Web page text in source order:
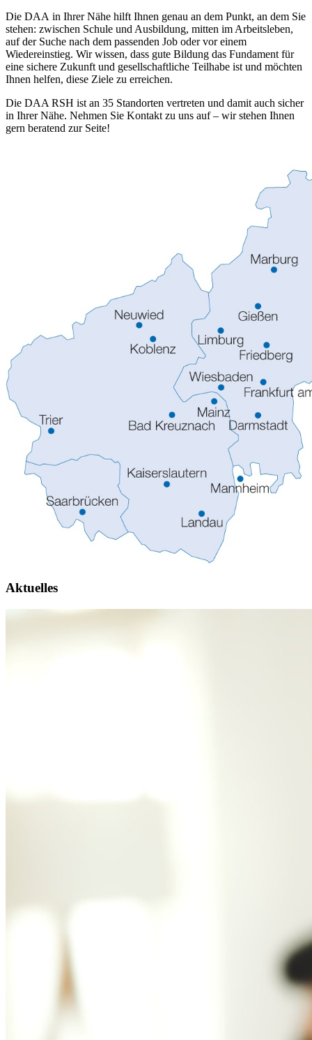
Die DAA in Ihrer Nähe hilft Ihnen genau an dem Punkt, an dem Sie
stehen: zwischen Schule und Ausbildung, mitten im Arbeitsleben,
auf der Suche nach dem passenden Job oder vor einem
Wiedereinstieg. Wir wissen, dass gute Bildung das Fundament für
eine sichere Zukunft und gesellschaftliche Teilhabe ist und möchten
Ihnen helfen, diese Ziele zu erreichen.
Die DAA RSH ist an 35 Standorten vertreten und damit auch sicher
in Ihrer Nähe. Nehmen Sie Kontakt zu uns auf – wir stehen Ihnen
gern beratend zur Seite!
Aktuelles